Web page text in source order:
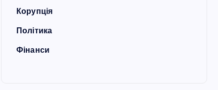
Корупція
Політика
Фінанси